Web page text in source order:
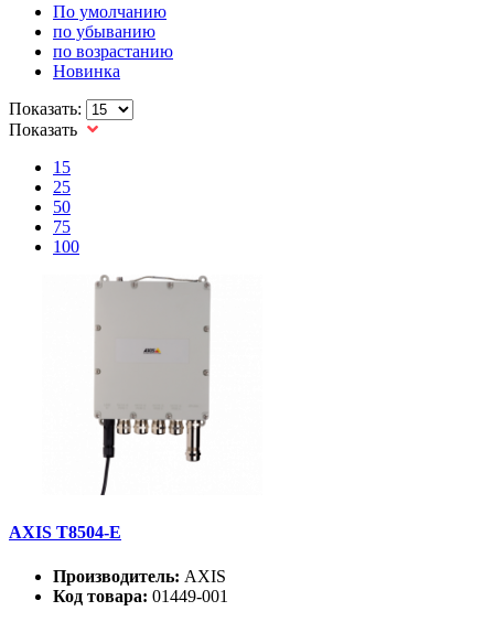
По умолчанию
по убыванию
по возрастанию
Новинка
Показать:
Показать
15
25
50
75
100
AXIS T8504-E
Производитель: AXIS
Код товара: 01449-001